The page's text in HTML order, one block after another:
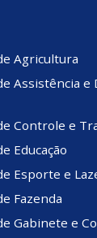
Agricultura
Assistência e
Controle e
Educação
Esporte e
Fazenda
Gabinete e